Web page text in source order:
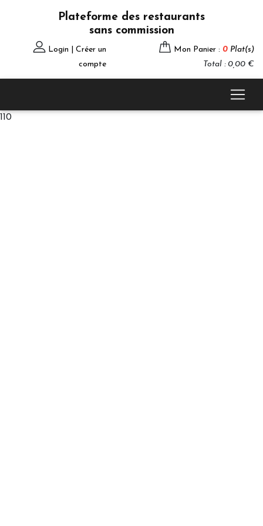
Plateforme des restaurants
sans commission
Login | Créer un
compte
Mon Panier : 0 Plat(s)
Total : 0,00 €
110